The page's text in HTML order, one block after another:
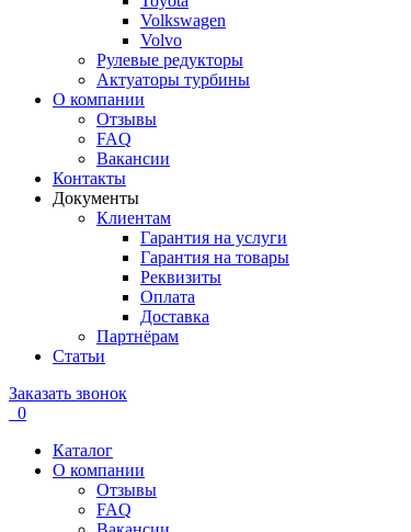
Volkswagen
Volvo
Рулевые редукторы
Актуаторы турбины
О компании
Отзывы
FAQ
Вакансии
Контакты
Документы
Клиентам
Гарантия на услуги
Гарантия на товары
Реквизиты
Оплата
Доставка
Партнёрам
Статьи
Заказать звонок
0
Каталог
О компании
Отзывы
FAQ